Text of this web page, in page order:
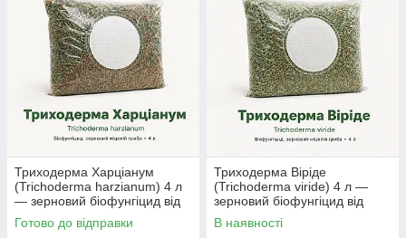
Триходерма Харціанум
(Trichoderma harzianum) 4 л
— зерновий біофунгіцид від
кореневих гнилей, MYCO
GUARDIAN
Готово до відправки
Триходерма Віріде
(Trichoderma viride) 4 л —
зерновий біофунгіцид від
фузаріозу та гнилей, MYCO
GUARDIAN
В наявності